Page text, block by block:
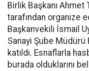
Birlik Başkanı Ahmet
tarafından organize
Başkanvekili İsmail
Sanayi Şube Müdürü
katıldı. Esnaflarla
burada olduklarını